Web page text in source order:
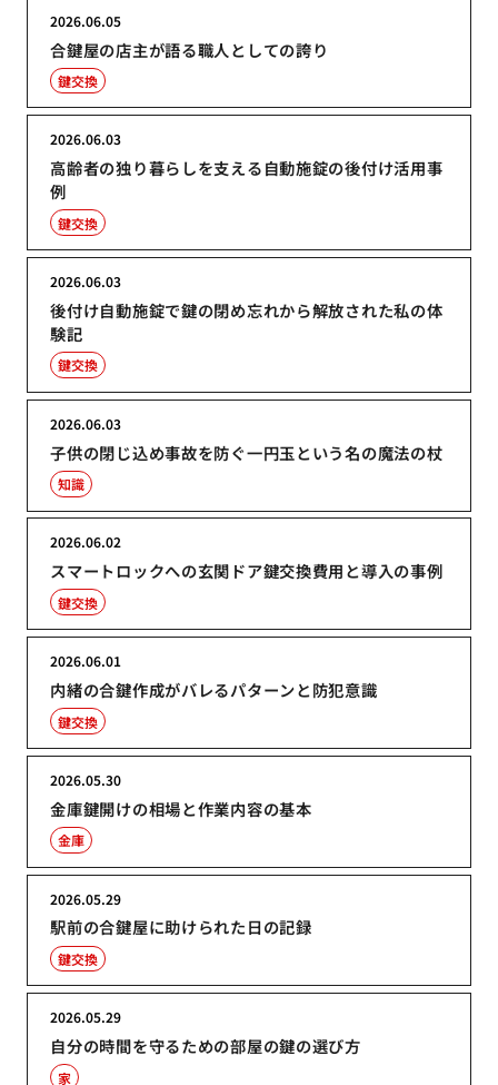
合鍵屋の店主が語る職人としての誇り
2026.06.05
鍵交換
高齢者の独り暮らしを支える自動施錠の後付け活用事
例
2026.06.03
鍵交換
後付け自動施錠で鍵の閉め忘れから解放された私の体
験記
2026.06.03
鍵交換
子供の閉じ込め事故を防ぐ一円玉という名の魔法の杖
2026.06.03
知識
スマートロックへの玄関ドア鍵交換費用と導入の事例
2026.06.02
鍵交換
内緒の合鍵作成がバレるパターンと防犯意識
2026.06.01
鍵交換
金庫鍵開けの相場と作業内容の基本
2026.05.30
金庫
駅前の合鍵屋に助けられた日の記録
2026.05.29
鍵交換
自分の時間を守るための部屋の鍵の選び方
2026.05.29
家